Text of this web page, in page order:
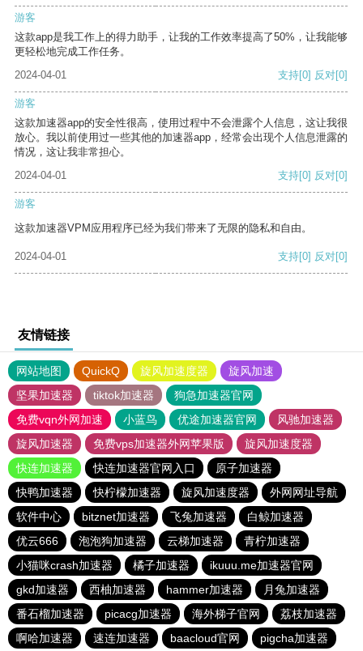
游客
这款app是我工作上的得力助手，让我的工作效率提高了50%，让我能够
更轻松地完成工作任务。
2024-04-01
支持[0] 反对[0]
游客
这款加速器app的安全性很高，使用过程中不会泄露个人信息，这让我很
放心。我以前使用过一些其他的加速器app，经常会出现个人信息泄露的
情况，这让我非常担心。
2024-04-01
支持[0] 反对[0]
游客
这款加速器VPM应用程序已经为我们带来了无限的隐私和自由。
2024-04-01 支持[0] 反对[0]
友情链接
网站地图 QuickQ 旋风加速度器
旋风加速
坚果加速器
tiktok加速器
狗急加速器官网
免费vqn外网加速
小蓝鸟 优途加速器官网
风驰加速器
旋风加速器
免费vps加速器外网苹果版
旋风加速度器
快连加速器
快连加速器官网入口
原子加速器
快鸭加速器
快柠檬加速器 旋风加速度器
外网网址导航
软件中心
bitznet加速器 飞兔加速器
白鲸加速器
优云666
泡泡狗加速器 云梯加速器
青柠加速器
小猫咪crash加速器
橘子加速器
ikuuu.me加速器官网
gkd加速器
西柚加速器 hammer加速器
月兔加速器
番石榴加速器
picacg加速器 海外梯子官网
荔枝加速器
啊哈加速器
速连加速器 baacloud官网 pigcha加速器